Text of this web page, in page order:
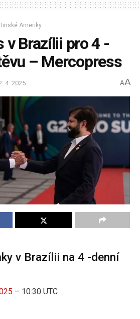
Ameriky
v Brazílii pro 4 -
– Mercopress
4. 2025 AA
v Brazílii na 4 -denní
– 10:30 UTC